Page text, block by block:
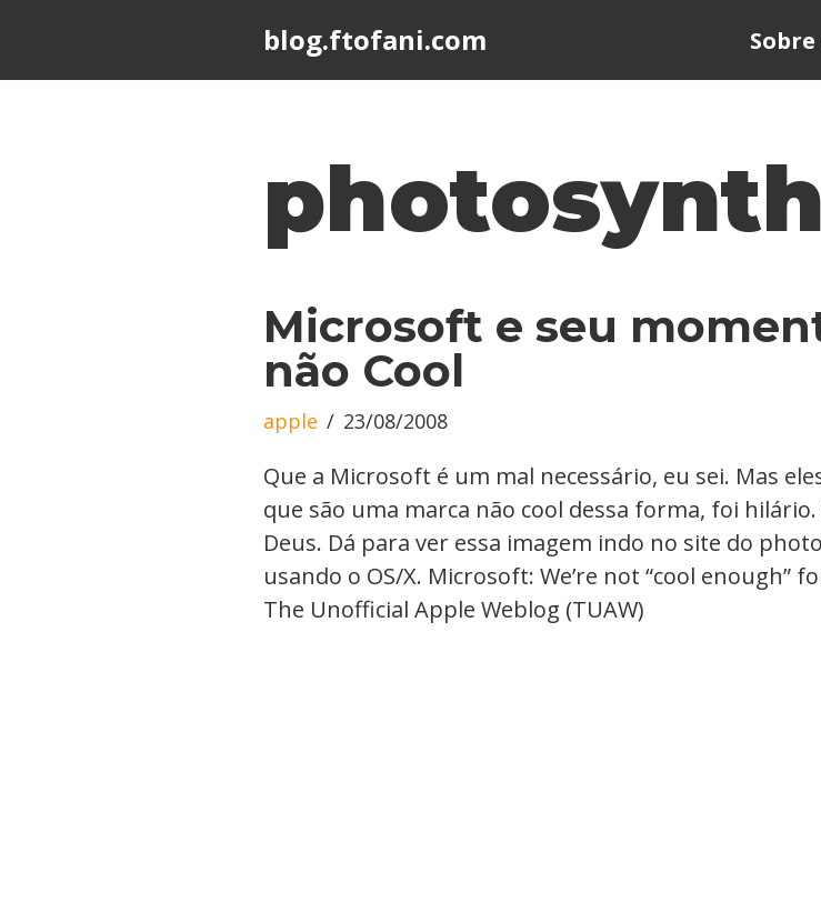
blog.ftofani.com
photosynth
Microsoft e seu
não Cool
apple 23/08/2008
Que a Microsoft é um mal necessário, eu sei. Mas
que são uma marca não cool dessa forma, foi
Deus. Dá para ver essa imagem indo no site do
usando o OS/X. Microsoft: We’re not “cool enough”
The Unofficial Apple Weblog (TUAW)